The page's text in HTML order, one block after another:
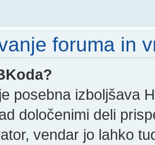
foruma in
posebna izboljšava
določenimi deli
vendar jo lahko